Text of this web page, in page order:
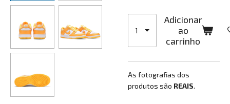
Adicionar
ao
carrinho
As fotografias dos
produtos são REAIS.